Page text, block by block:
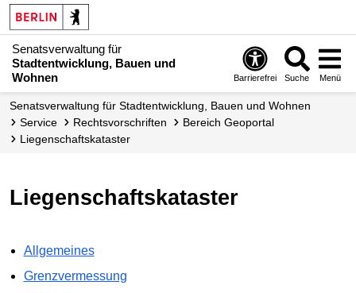
Senatsverwaltung für
Stadtentwicklung, Bauen und
Wohnen
Barrierefrei Suche Menü
Senats­verwaltung für Stadtentwicklung, Bauen und Wohnen
Service
Rechts­vorschriften
Bereich Geoportal
Liegenschafts­­kataster
Liegenschaftskataster
Allgemeines
Grenzvermessung